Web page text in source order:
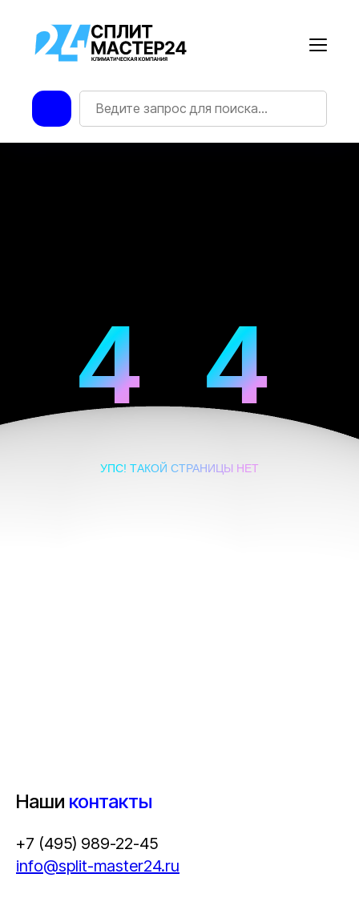
УПС! ТАКОЙ СТРАНИЦЫ НЕТ
Наши контакты
+7 (495) 989-22-45
info@split-master24.ru